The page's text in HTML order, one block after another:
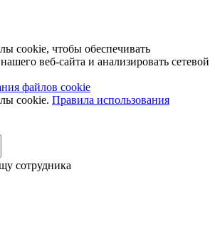
cookie, чтобы обеспечивать
веб-сайта и анализировать сетевой
файлов cookie
cookie. Правила использования
сотрудника